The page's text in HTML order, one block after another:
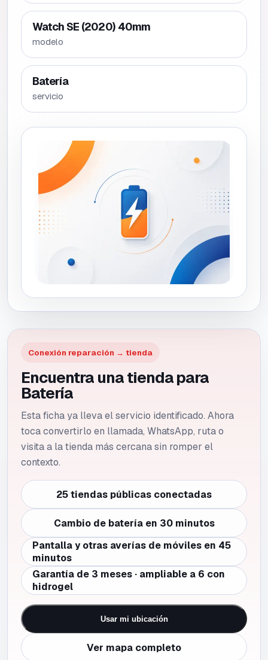
Watch SE (2020) 40mm
modelo
Batería
servicio
Conexión reparación → tienda
Encuentra una tienda para
Batería
Esta ficha ya lleva el servicio identificado. Ahora
toca convertirlo en llamada, WhatsApp, ruta o
visita a la tienda más cercana sin romper el
contexto.
25 tiendas públicas conectadas
Cambio de batería en 30 minutos
Pantalla y otras averías de móviles en 45
minutos
Garantía de 3 meses · ampliable a 6 con
hidrogel
Usar mi ubicación
Ver mapa completo